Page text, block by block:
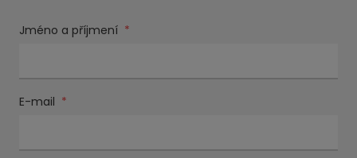
Jméno a příjmení *
E-mail *